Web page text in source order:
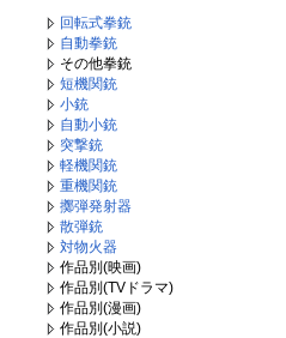
回転式拳銃
自動拳銃
その他拳銃
短機関銃
小銃
自動小銃
突撃銃
軽機関銃
重機関銃
擲弾発射器
散弾銃
対物火器
作品別(映画)
作品別(TVドラマ)
作品別(漫画)
作品別(小説)